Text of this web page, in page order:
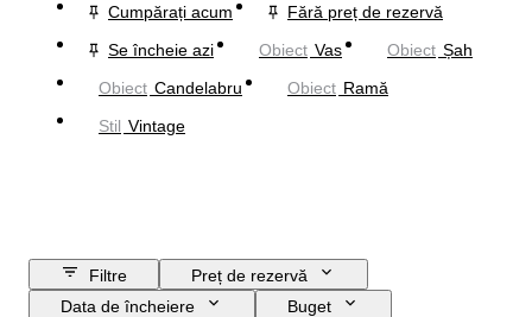
Cumpărați acum
Fără preț de rezervă
Se încheie azi
Obiect Vas Obiect Șah
Obiect Candelabru Obiect Ramă
Stil Vintage
Filtre
Preț de rezervă
Data de încheiere
Buget